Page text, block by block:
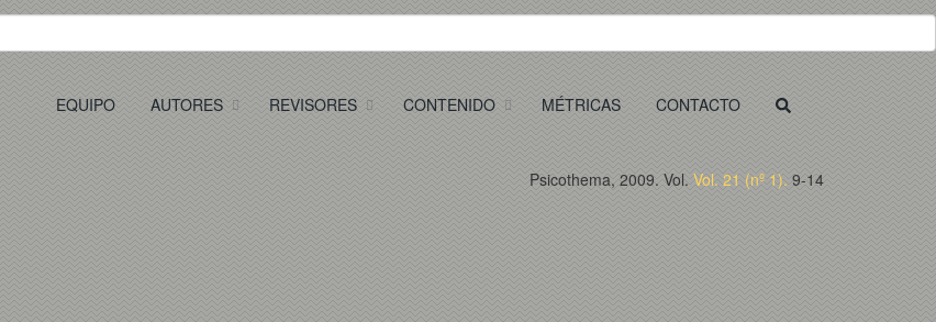
EQUIPO AUTORES REVISORES CONTENIDO MÉTRICAS CONTACTO
Psicothema, 2009. Vol. Vol. 21 (nº 1). 9-14